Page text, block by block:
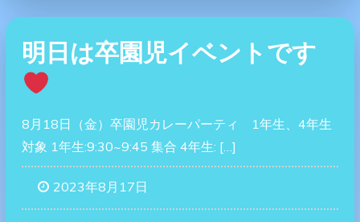
明日は卒園児イベントです
8月18日（金）卒園児カレーパーティ 1年生、4年生
対象 1年生:9:30~9:45 集合 4年生: […]
2023年8月17日